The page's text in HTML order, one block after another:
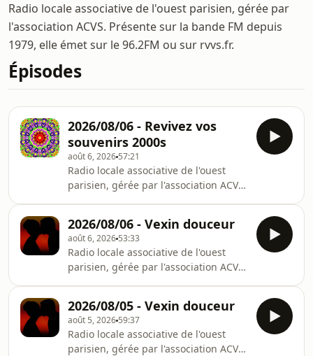
Radio locale associative de l'ouest parisien, gérée par
l'association ACVS. Présente sur la bande FM depuis
1979, elle émet sur le 96.2FM ou sur rvvs.fr.
Épisodes
2026/08/06 - Revivez vos
souvenirs 2000s
août 6, 2026 57:21
Radio locale associative de l'ouest
parisien, gérée par l'association ACVS.
rvvs.fr.
2026/08/06 - Vexin douceur
août 6, 2026 53:33
Radio locale associative de l'ouest
parisien, gérée par l'association ACVS.
rvvs.fr.
2026/08/05 - Vexin douceur
août 5, 2026 59:37
Radio locale associative de l'ouest
parisien, gérée par l'association ACVS.